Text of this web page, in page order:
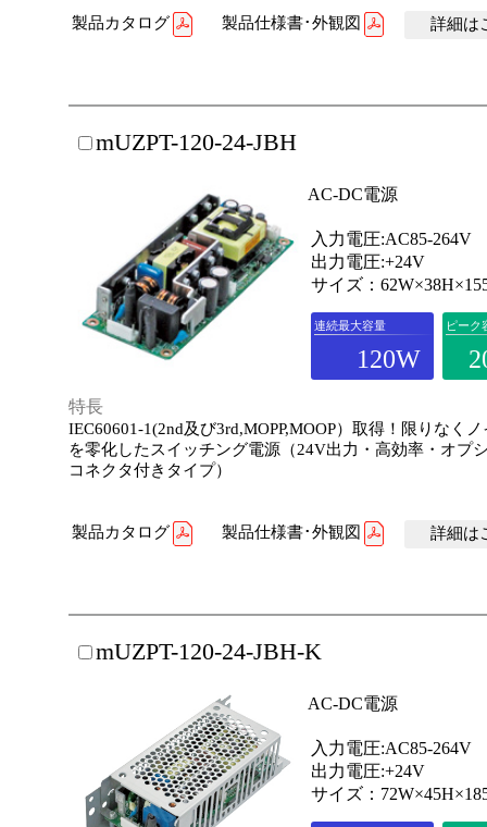
製品カタログ 製品仕様書･外観図 詳細は
mUZPT-120-24-JBH
AC-DC電源
入力電圧:AC85-264V
出力電圧:+24V
サイズ：
連続最大容量
120W
ピーク
特長
IEC60601-1(2nd及び3rd,MOPP,MOOP）取得！限りなく
を零化したスイッチング電源（24V出力・高効率・オプ
コネクタ付きタイプ）
製品カタログ 製品仕様書･外観図 詳細は
mUZPT-120-24-JBH-K
AC-DC電源
入力電圧:AC85-264V
出力電圧:+24V
サイズ：